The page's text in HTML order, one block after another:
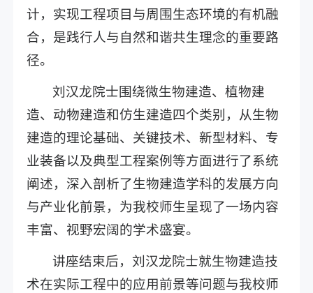
计，实现工程项目与周围生态环境的有机融
合，是践行人与自然和谐共生理念的重要路
径。
刘汉龙院士围绕微生物建造、植物建
造、动物建造和仿生建造四个类别，从生物
建造的理论基础、关键技术、新型材料、专
业装备以及典型工程案例等方面进行了系统
阐述，深入剖析了生物建造学科的发展方向
与产业化前景，为我校师生呈现了一场内容
丰富、视野宏阔的学术盛宴。
讲座结束后，刘汉龙院士就生物建造技
术在实际工程中的应用前景等问题与我校师